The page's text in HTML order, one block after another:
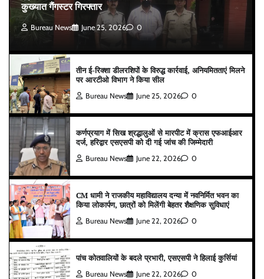
कुख्यात गैंगस्टर गिरफ्तार
Bureau News June 25, 2026 0
तीन ई-रिक्शा डीलरशिपों के विरुद्ध कार्रवाई, अनियमितताएं मिलने
पर आरटीओ विभाग ने किया सील
Bureau News June 25, 2026 0
कर्णप्रयाग में सिख श्रद्धालुओं से मारपीट में क्रास एफआईआर
दर्ज, हरिद्वार एसएसपी को दी गई जांच की जिम्मेदारी
Bureau News June 22, 2026 0
CM धामी ने राजकीय महाविद्यालय दन्या में नवनिर्मित भवन का
किया लोकार्पण, छात्रों को मिलेंगी बेहतर शैक्षणिक सुविधाएं
Bureau News June 22, 2026 0
पांच कोतवालियों के बदले प्रभारी, एसएसपी ने हिलाई कुर्सियां
Bureau News June 22, 2026 0